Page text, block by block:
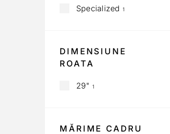
Specialized 1
DIMENSIUNE
ROATA
29" 1
MĂRIME CADRU